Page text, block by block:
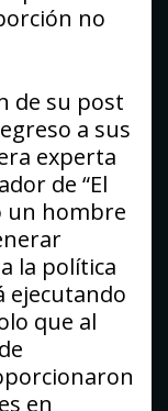
no
de su post
a sus
experta
de “El
un hombre
la política
ejecutando
que al
en